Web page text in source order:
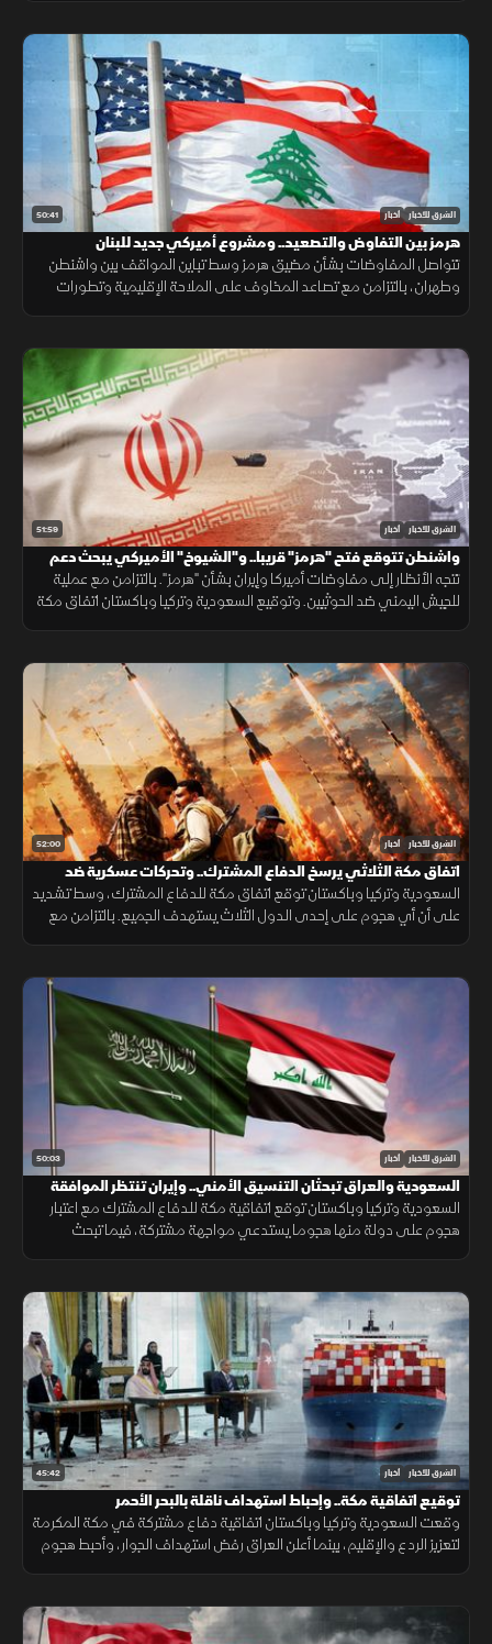
50:41 الشرق للأخبار أخبار
هرمز بين التفاوض والتصعيد.. ومشروع أميركي جديد للبنان
تتواصل المفاوضات بشأن مضيق هرمز وسط تباين المواقف بين واشنطن
وطهران، بالتزامن مع تصاعد المخاوف على الملاحة الإقليمية وتطورات
51:59 الشرق للأخبار أخبار
واشنطن تتوقع فتح "هرمز" قريبا.. و"الشيوخ" الأميركي يبحث دعم
لبنان
تتجه الأنظار إلى مفاوضات أميركا وإيران بشأن "هرمز". بالتزامن مع عملية
للجيش اليمني ضد الحوثيين. وتوقيع السعودية وتركيا وباكستان اتفاق مكة
52:00 الشرق للأخبار أخبار
اتفاق مكة الثلاثي يرسخ الدفاع المشترك.. وتحركات عسكرية ضد
الحوثيين
السعودية وتركيا وباكستان توقع اتفاق مكة للدفاع المشترك، وسط تشديد
على أن أي هجوم على إحدى الدول الثلاث يستهدف الجميع. بالتزامن مع
50:03 الشرق للأخبار أخبار
السعودية والعراق تبحثان التنسيق الأمني.. وإيران تنتظر الموافقة
على اتفاق "هرمز"
السعودية وتركيا وباكستان توقع اتفاقية مكة للدفاع المشترك مع اعتبار
هجوم على دولة منها هجوما يستدعي مواجهة مشتركة، فيما تبحث
45:42 الشرق للأخبار أخبار
توقيع اتفاقية مكة.. وإحباط استهداف ناقلة بالبحر الأحمر
وقعت السعودية وتركيا وباكستان اتفاقية دفاع مشتركة في مكة المكرمة
لتعزيز الردع والإقليم، بينما أعلن العراق رفض استهداف الجوار، وأحبط هجوم